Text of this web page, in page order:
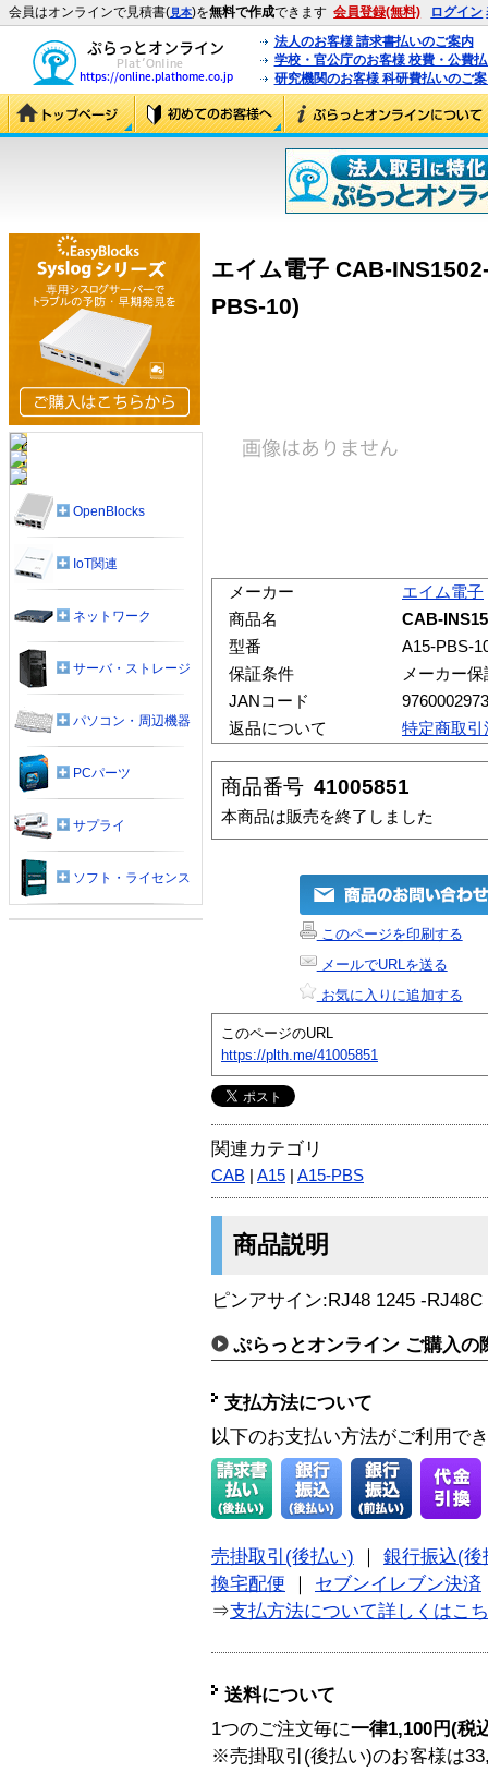
会員はオンラインで見積書(見本)を無料で作成できます 会員登録(無料) ログイン
法人のお客様 請求書払いのご案内
学校・官公庁のお客様 校費・公費
研究機関のお客様 科研費払いのご
エイム電子 CAB-
PBS-10)
メーカー
エイム電子
商品名
CAB-
型番
A15-PBS-
保証条件
メーカー保
JANコード
返品について
特定商取
商品番号 41005851
本商品は販売を終了しました
このページを印刷する
メールでURLを送る
お気に入りに追加する
このページのURL
https://plth.me/41005851
関連カテゴリ
CAB A15 A15-PBS
商品説明
ピンアサイン:RJ48 1245 -RJ48C
ぷらっとオンライン ご購入の
支払方法について
以下のお支払い方法がご利用で
売掛取引(後払い)
銀行振込(後
換宅配便
セブンイレブン決済
⇒支払方法について詳しくはこ
送料について
1つのご注文毎に一律1,100円(税
※売掛取引(後払い)のお客様は
OpenBlocks
IoT関連
ネットワーク
サーバ・ストレージ
パソコン・周辺機器
PCパーツ
サプライ
ソフト・ライセンス